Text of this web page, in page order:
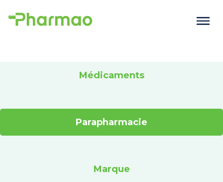
Médicaments
Parapharmacie
Marque